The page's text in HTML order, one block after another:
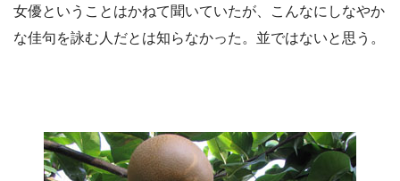
女優ということはかねて聞いていたが、こんなにしなやか
な佳句を詠む人だとは知らなかった。並ではないと思う。